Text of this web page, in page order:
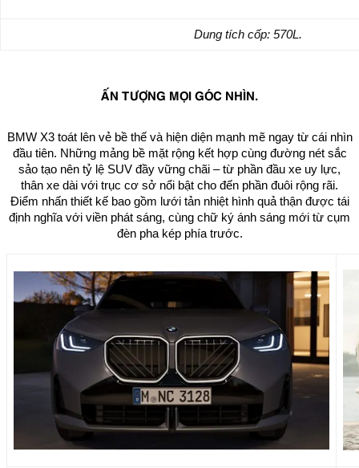
Dung tích cốp: 570L.
ẤN TƯỢNG MỌI GÓC NHÌN.
BMW X3 toát lên vẻ bề thế và hiện diện mạnh mẽ ngay từ cái nhìn
đầu tiên. Những mảng bề mặt rộng kết hợp cùng đường nét sắc
sảo tạo nên tỷ lệ SUV đầy vững chãi – từ phần đầu xe uy lực,
thân xe dài với trục cơ sở nổi bật cho đến phần đuôi rộng rãi.
Điểm nhấn thiết kế bao gồm lưới tản nhiệt hình quả thận được tái
định nghĩa với viền phát sáng, cùng chữ ký ánh sáng mới từ cụm
đèn pha kép phía trước.